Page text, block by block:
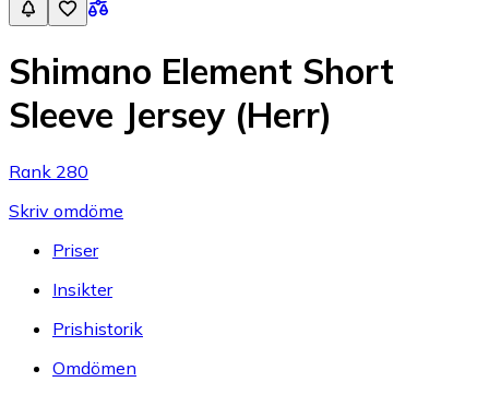
Shimano Element Short
Sleeve Jersey (Herr)
Rank 280
Skriv omdöme
Priser
Insikter
Prishistorik
Omdömen